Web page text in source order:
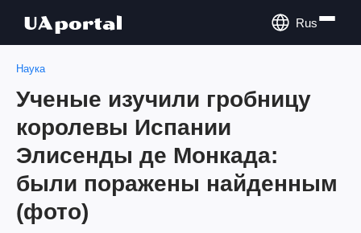
Rus
Наука
Ученые изучили гробницу
королевы Испании
Элисенды де Монкада:
были поражены найденным
(фото)